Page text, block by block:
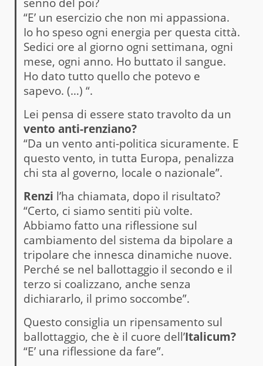
“E’ un esercizio che non mi appassiona.
Io ho speso ogni energia per questa città.
Sedici ore al giorno ogni settimana, ogni
mese, ogni anno. Ho buttato il sangue.
Ho dato tutto quello che potevo e
sapevo. (…) “.
Lei pensa di essere stato travolto da un
vento anti-renziano?
“Da un vento anti-politica sicuramente. E
questo vento, in tutta Europa, penalizza
chi sta al governo, locale o nazionale”.
Renzi l’ha chiamata, dopo il risultato?
“Certo, ci siamo sentiti più volte.
Abbiamo fatto una riflessione sul
cambiamento del sistema da bipolare a
tripolare che innesca dinamiche nuove.
Perché se nel ballottaggio il secondo e il
terzo si coalizzano, anche senza
dichiararlo, il primo soccombe”.
Questo consiglia un ripensamento sul
ballottaggio, che è il cuore dell’Italicum?
“E’ una riflessione da fare”.